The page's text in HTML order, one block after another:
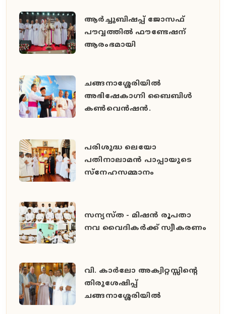
ആർച്ചുബിഷപ്പ് ജോസഫ്
പൗവ്വത്തിൽ ഫൗണ്ടേഷന്
ആരംഭമായി
ചങ്ങനാശ്ശേരിയിൽ
അഭിഷേകാഗ്നി ബൈബിൾ
കൺവെൻഷൻ.
പരിശുദ്ധ ലെയോ
പതിനാലാമൻ പാപ്പായുടെ
സ്നേഹസമ്മാനം
സന്യസ്ത - മിഷൻ രൂപതാ
നവ വൈദികർക്ക് സ്വീകരണം
വി. കാർലോ അക്വിറ്റസ്സിന്റെ
തിരുശേഷിപ്പ്
ചങ്ങനാശ്ശേരിയിൽ